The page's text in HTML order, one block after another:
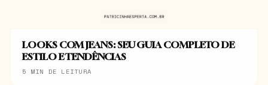
LOOKS COM JEANS: SEU GUIA COMPLETO DE
ESTILO E TENDÊNCIAS
5 MIN DE LEITURA